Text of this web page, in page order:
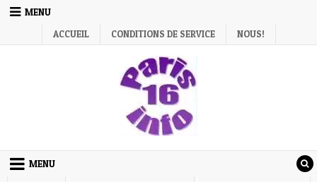
Skip
MENU
ACCUEIL
CONDITIONS DE SERVICE NOUS!
MENU